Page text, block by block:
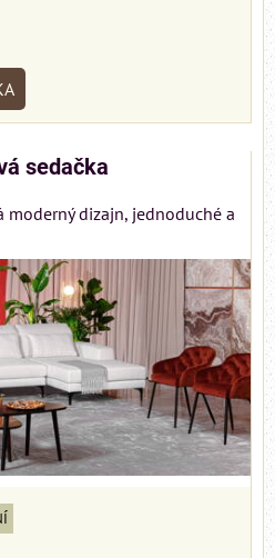
sedačka
moderný dizajn, jednoduché a